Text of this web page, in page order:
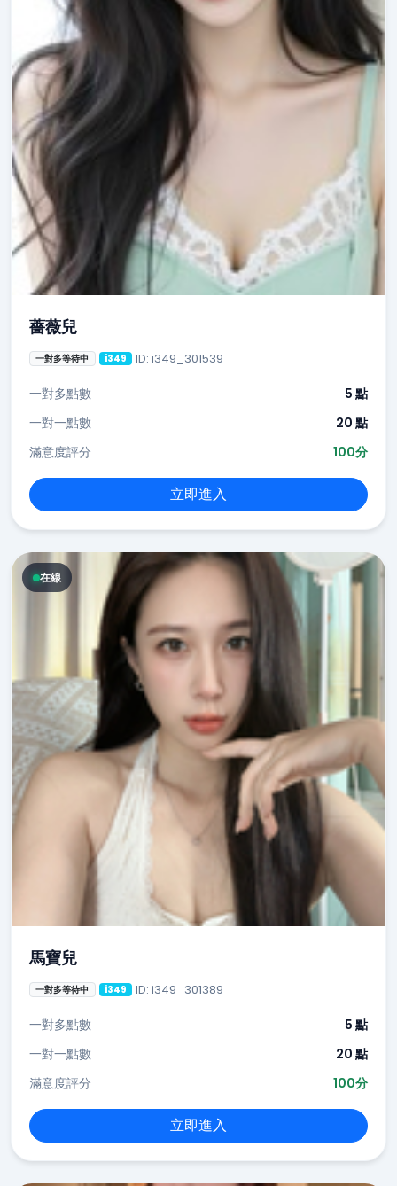
薔薇兒
一對多等待中 i349 ID: i349_301539
一對多點數
5 點
一對一點數
20 點
滿意度評分
100分
立即進入
在線
馬寶兒
一對多等待中 i349 ID: i349_301389
一對多點數
5 點
一對一點數
20 點
滿意度評分
100分
立即進入